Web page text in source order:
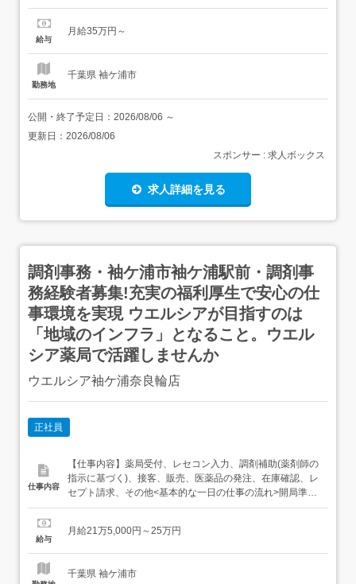
人数:10名程度 送迎時間や場所に応じて直行直帰OK従事す
格】<応募要件><すべて必須>・児童発達支援管理責任者の
給与
月給35万円～
勤務地
千葉県 袖ケ浦市
公開・終了予定日： 2026/08/06 ～
更新日： 2026/08/06
スポンサー : 求人ボックス
求人詳細を見る
調剤事務・袖ケ浦市袖ケ浦駅前・調剤事
務経験者募集!充実の福利厚生で安心の仕
事環境を実現 ウエルシアが目指すのは
「地域のインフラ」となること。ウエル
シア薬局で活躍しませんか
ウエルシア袖ケ浦奈良輪店
正社員
仕事内容
【仕事内容】薬局受付、レセコン入力、調剤補助(薬剤師の
指示に基づく)、接客、販売、医薬品の発注、在庫確認、レ
セプト請求、その他<基本的な一日の仕事の流れ>開局準備
(機器立ち上げ、クリンリネス)→処方せん受付・入力・調
接客、レセプト請求、処方箋再チェック等 「ナショナル
給与
月給21万5,000円～25万円
千葉県 袖ケ浦市